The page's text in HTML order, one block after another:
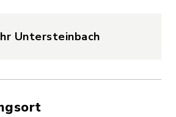
Untersteinbach